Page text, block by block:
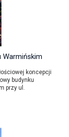
Warmińskim
koncepcji
budynku
przy ul.